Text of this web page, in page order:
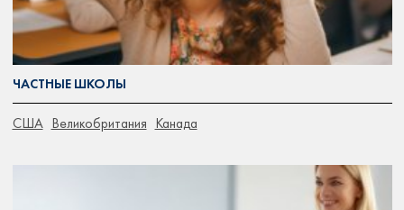
ЧАСТНЫЕ ШКОЛЫ
CША Великобритания Канада